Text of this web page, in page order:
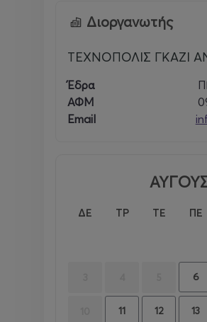
Διοργανωτής
ΤΕΧΝΟΠΟΛΙΣ ΓΚΑΖΙ
Έδρα
ΑΦΜ
Email
ΔΕ ΤΡ ΤΕ ΠΕ
6
11 12 13